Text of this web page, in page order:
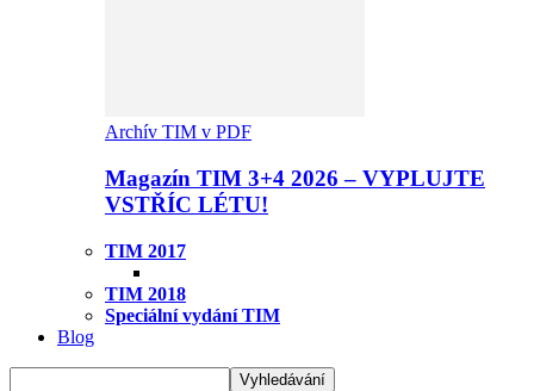
Archív TIM v PDF
Magazín TIM 3+4 2026 – VYPLUJTE
VSTŘÍC LÉTU!
TIM 2017
TIM 2018
Speciální vydání TIM
Blog